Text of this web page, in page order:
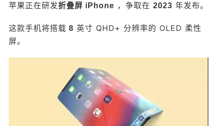
苹果正在研发折叠屏 iPhone ，争取在 2023 年发布。
这款手机将搭载 8 英寸 QHD+ 分辨率的 OLED 柔性
屏。
e ，争取在 2023 年发布。 这款手机将搭载 8 英寸
最新的行业调查，折叠屏 iPhone 将独家采用三星作
为屏幕供应商，根据苹果的要求，预计备货量将达
到 150-200 万部。 新款手机预计将采用 TPK 的纳
米银线触摸技术，因为这种方式相比三星的 Y-Octa
技术更有优势。 此外，他还表示，2021 年以来主
要手机品牌将陆续推出折叠屏手机，推动下一个换
机热潮，苹果会成为这一领域的 “ 最大赢家 ” 。 * IT
之家 二、小米 11X Pro 印度发售 小米上个月在印
扫描二维码继续阅读